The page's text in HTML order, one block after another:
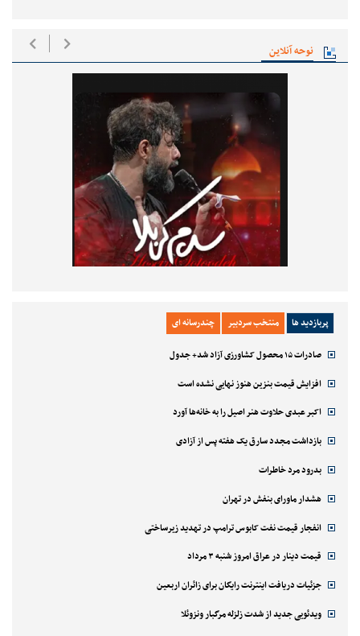
نوحه آنلاین
پربازدید ها منتخب سردبیر چندرسانه ای
صادرات ۱۵ محصول کشاورزی آزاد شد+ جدول
افزایش قیمت بنزین هنوز نهایی نشده است
اکبر عبدی حلاوت هنر اصیل را به خانه‌ها آورد
بازداشت مجدد سارق یک هفته پس از آزادی
بدرود مرد خاطرات
هشدار ماورای بنفش در تهران
انفجار قیمت نفت کابوس ترامپ در تهدید زیرساختی
قیمت دینار در عراق امروز شنبه ۳ مرداد
جزئیات دریافت اینترنت رایگان برای زائران اربعین
ویدئویی جدید از شدت زلزله مرگبار ونزوئلا